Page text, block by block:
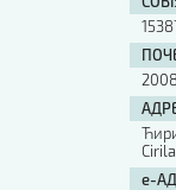
2008
е-